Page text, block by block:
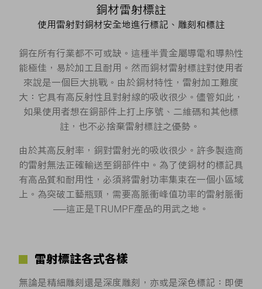
銅材雷射標註
使用雷射對銅材安全地進行標記、雕刻和標註
銅在所有行業都不可或缺。這種半貴金屬導電和導熱性
能極佳，易於加工且耐用。然而銅材雷射標註對使用者
來說是一個巨大挑戰。由於銅材特性，雷射加工難度
大：它具有高反射性且對射線的吸收很少。儘管如此，
如果使用者想在銅部件上打上序號、二維碼和其他標
註，也不必捨棄雷射標註之優勢。
由於其高反射率，銅對雷射光的吸收很少。許多製造商
的雷射無法正確輸送至銅部件中。為了使銅材的標記具
有高品質和耐用性，必須將雷射功率集束在一個小區域
上。為突破工藝瓶頸，需要高脈衝峰值功率的雷射脈衝
——這正是TRUMPF產品的用武之地。
雷射標註各式各樣
無論是精細雕刻還是深度雕刻，亦或是深色標記：即便